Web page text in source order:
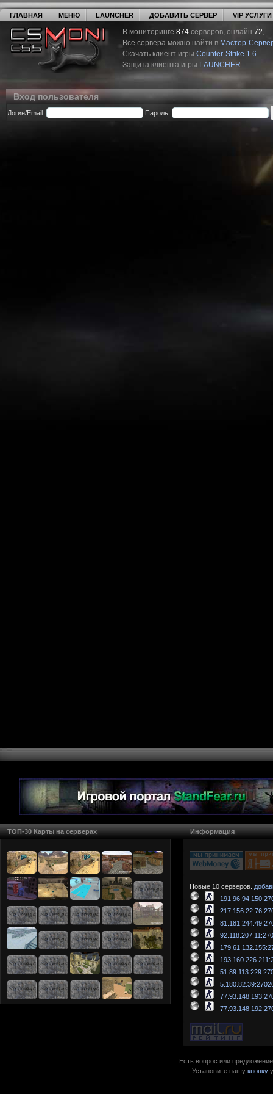
ГЛАВНАЯ МЕНЮ LAUNCHER ДОБАВИТЬ СЕРВЕР VIP УСЛУГИ
В мониторинге 874 серверов, онлайн 72,
Все сервера можно найти в Мастер-
Скачать клиент игры Counter-Strike 1.6
Защита клиента игры LAUNCHER
Вход пользователя
Логин/Email: Пароль:
ТОП-30 Карты на серверах Информация
Новые 10 серверов.
Есть вопрос или
Установите нашукнопку